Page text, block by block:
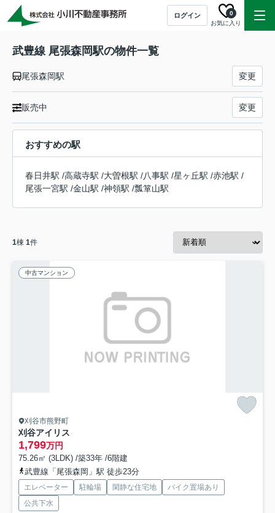
ログイン
お気に入り
0
武豊線 尾張森岡駅の物件一覧
尾張森岡駅 変更
販売中 変更
おすすめの駅
春日井駅 /高蔵寺駅 /大曽根駅 /八事駅 /星ヶ丘駅 /赤池駅 /
尾張一宮駅 /金山駅 /神領駅 /瓢箪山駅
1棟 1件
中古マンション
刈谷市熊野町
刈谷アイリス
1,799万円
75.26㎡ (3LDK) /築33年 /6階建
武豊線「尾張森岡」駅 徒歩23分
エレベーター 駐輪場 閑静な住宅地
バイク置場あり
公共下水